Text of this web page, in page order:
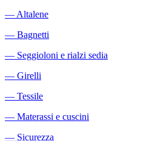
―Altalene
― Bagnetti
― Seggioloni e rialzi sedia
― Girelli
― Tessile
― Materassi e cuscini
― Sicurezza